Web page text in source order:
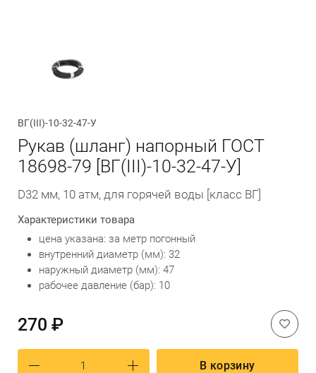
ВГ(ІІІ)-10-32-47-У
Рукав (шланг) напорный ГОСТ
18698-79 [ВГ(ІІІ)-10-32-47-У]
D32 мм, 10 атм, для горячей воды [класс ВГ]
Характеристики товара
цена указана: за метр погонный
внутренний диаметр (мм): 32
наружный диаметр (мм): 47
рабочее давление (бар): 10
270 ₽
В корзину